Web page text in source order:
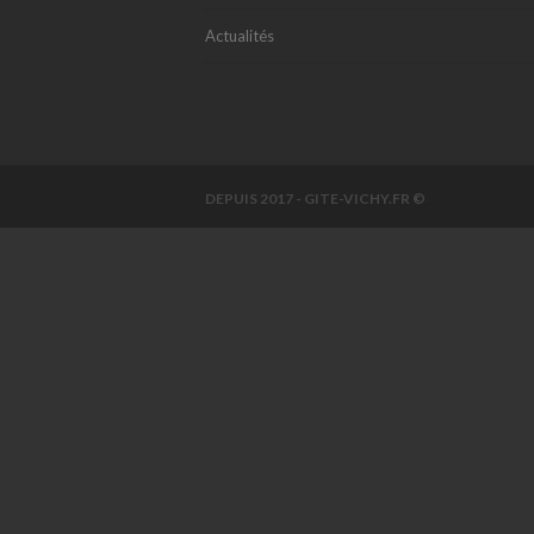
Actualités
DEPUIS 2017 - GITE-VICHY.FR ©